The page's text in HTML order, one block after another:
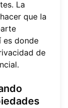
La
que la
es donde
de